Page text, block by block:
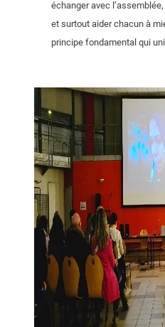
échanger avec
et surtout aider chacun à
principe fondamental qui